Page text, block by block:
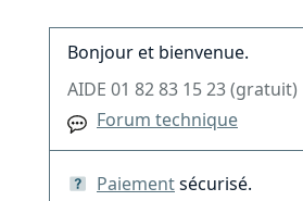
Bonjour et bienvenue.
AIDE 01 82 83 15 23 (gratuit)
Forum technique
Paiementsécurisé.